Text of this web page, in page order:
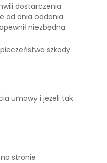
dostarczenia
od dnia oddania
niezbędną
szkody
umowy i jeżeli tak
stronie